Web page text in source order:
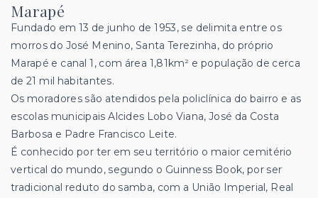
Marapé
Fundado em 13 de junho de 1953, se delimita entre os
morros do José Menino, Santa Terezinha, do próprio
Marapé e canal 1, com área 1,81km² e população de cerca
de 21 mil habitantes.
Os moradores são atendidos pela policlínica do bairro e as
escolas municipais Alcides Lobo Viana, José da Costa
Barbosa e Padre Francisco Leite.
É conhecido por ter em seu território o maior cemitério
vertical do mundo, segundo o Guinness Book, por ser
tradicional reduto do samba, com a União Imperial, Real